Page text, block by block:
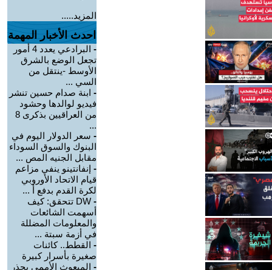
المزيد.....
احدث الأخبار المهمة
-
البرادعي يعدد 4 أمور
تجعل الوضع بالشرق
الأوسط -ينتقل من
السي ...
- ابنة صدام حسين تنشر
فيديو لوالدها وحشود
من العراقيين بذكرى 8
...
- سعر الدولار اليوم في
البنوك والسوق السوداء
مقابل الجنيه المص ...
- إنفانتينو ينفي مزاعم
قيام الاتحاد الأوروبي
لكرة القدم بدفع أ ...
-
DW تتحقق: كيف
أسهمت الشائعات
والمعلومات المضللة
في أزمة سبتة ...
- القطط.. كائنات
صغيرة بأسرار كبيرة
- المبعوث الأممي يحذر